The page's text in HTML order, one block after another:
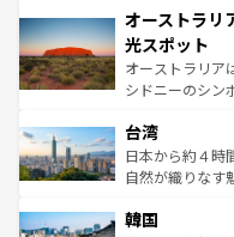
文化が魅力。旅
しみながら、そ
るだろう。車で
ならではの贅沢な旅のス
情報は コンテン
ワイ島は見逃せ
島だが、静かな
おすすめ。エメ
文化や歴史が息
人々、おいしい
ク、伝統的なフ
っている。訪れ
はコンテンツ一覧
オーストラリ
光スポット
オーストラリア
シドニーのシン
リアリーフや大
ク）、タスマニ
ど、見どころが
いる。アクティ
台湾
日本から約４時
自然が織りなす
ン）、静ひつな
韓国